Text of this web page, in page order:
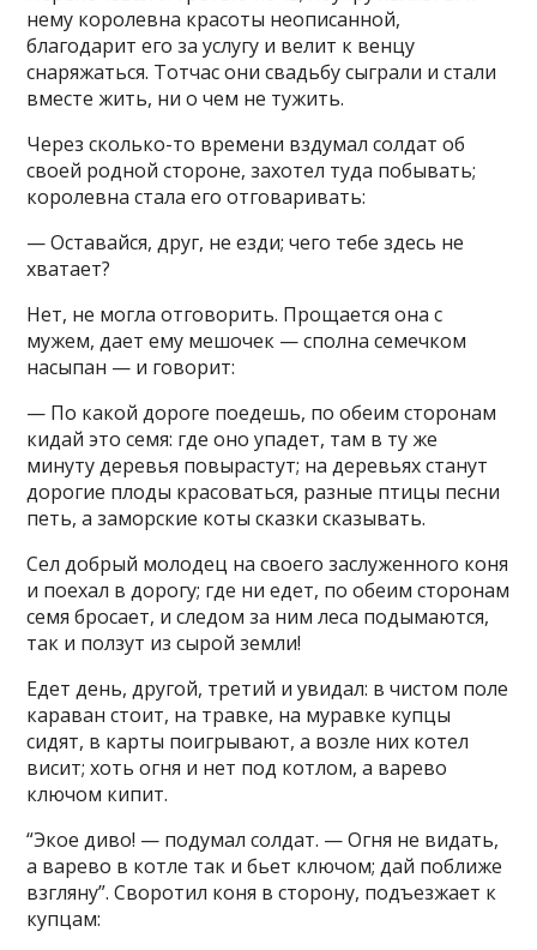
нему королевна красоты неописанной,
благодарит его за услугу и велит к венцу
снаряжаться. Тотчас они свадьбу сыграли и стали
вместе жить, ни о чем не тужить.
Через сколько-то времени вздумал солдат об
своей родной стороне, захотел туда побывать;
королевна стала его отговаривать:
— Оставайся, друг, не езди; чего тебе здесь не
хватает?
Нет, не могла отговорить. Прощается она с
мужем, дает ему мешочек — сполна семечком
насыпан — и говорит:
— По какой дороге поедешь, по обеим сторонам
кидай это семя: где оно упадет, там в ту же
минуту деревья повырастут; на деревьях станут
дорогие плоды красоваться, разные птицы песни
петь, а заморские коты сказки сказывать.
Сел добрый молодец на своего заслуженного коня
и поехал в дорогу; где ни едет, по обеим сторонам
семя бросает, и следом за ним леса подымаются,
так и ползут из сырой земли!
Едет день, другой, третий и увидал: в чистом поле
караван стоит, на травке, на муравке купцы
сидят, в карты поигрывают, а возле них котел
висит; хоть огня и нет под котлом, а варево
ключом кипит.
“Экое диво! — подумал солдат. — Огня не видать,
а варево в котле так и бьет ключом; дай поближе
взгляну”. Своротил коня в сторону, подъезжает к
купцам: